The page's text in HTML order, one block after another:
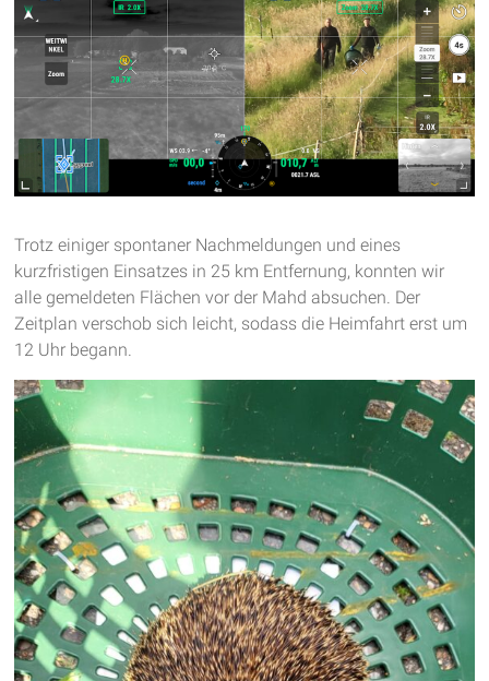
Trotz einiger spontaner Nachmeldungen und eines
kurzfristigen Einsatzes in 25 km Entfernung, konnten wir
alle gemeldeten Flächen vor der Mahd absuchen. Der
Zeitplan verschob sich leicht, sodass die Heimfahrt erst um
12 Uhr begann.